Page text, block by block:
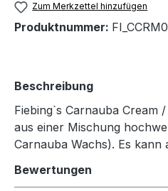
Zum Merkzettel hinzufügen
Produktnummer:
Beschreibung
Fiebing`s Carnauba Cream
aus einer Mischung
Carnauba Wachs). Es kann
Bewertungen